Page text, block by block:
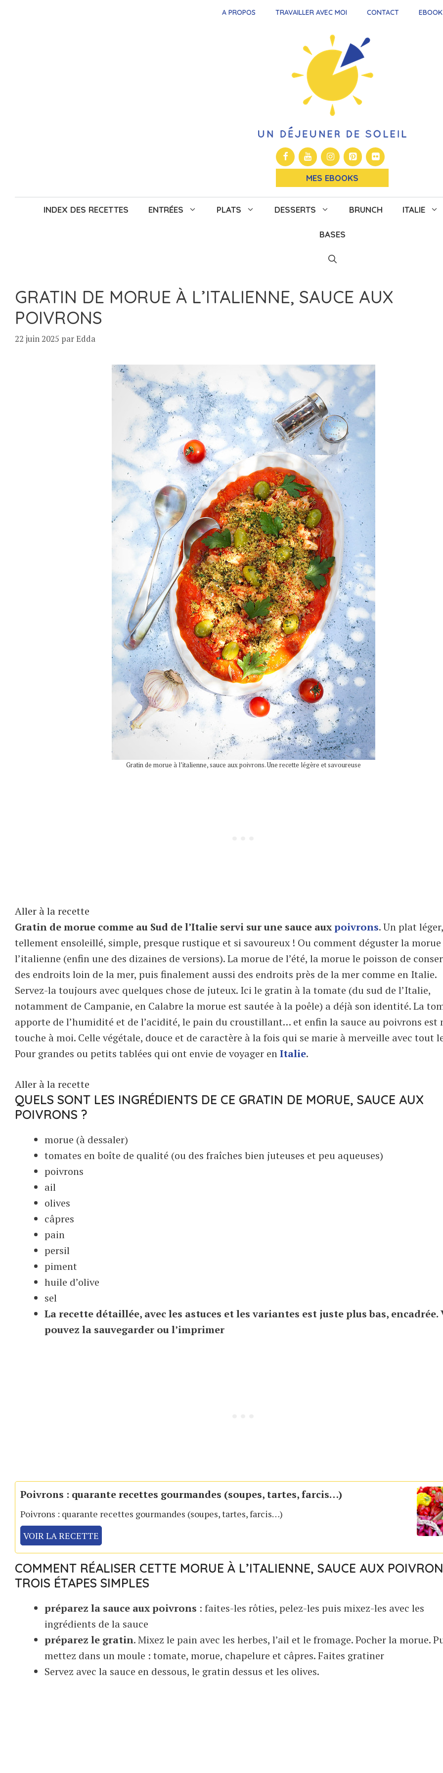
A PROPOS TRAVAILLER AVEC MOI CONTACT EBOOK
MES EBOOKS
INDEX DES RECETTES ENTRÉES PLATS DESSERTS BRUNCH ITALIE
BASES
GRATIN DE MORUE À L’ITALIENNE, SAUCE AUX
POIVRONS
22 juin 2025 parEdda
Gratin de morue à l’italienne, sauce aux poivrons. Une recette légère et savoureuse
Aller à la recette
Gratin de morue comme au Sud de l’Italie servi sur une sauce auxpoivrons. Un plat léger,
tellement ensoleillé, simple, presque rustique et si savoureux ! Ou comment déguster la morue
l’italienne (enfin une des dizaines de versions). La morue de l’été, la morue le poisson de
des endroits loin de la mer, puis finalement aussi des endroits près de la mer comme en Italie.
Servez-la toujours avec quelques chose de juteux. Ici le gratin à la tomate (du sud de l’Italie,
notamment de Campanie, en Calabre la morue est sautée à la poêle) a déjà son identité. La
apporte de l’humidité et de l’acidité, le pain du croustillant… et enfin la sauce au poivrons est
touche à moi. Celle végétale, douce et de caractère à la fois qui se marie à merveille avec tout
Pour grandes ou petits tablées qui ont envie de voyager enItalie.
Aller à la recette
QUELS SONT LES INGRÉDIENTS DE CE GRATIN DE MORUE, SAUCE AUX
POIVRONS ?
morue (à dessaler)
tomates en boîte de qualité (ou des fraîches bien juteuses et peu aqueuses)
poivrons
ail
olives
câpres
pain
persil
piment
huile d’olive
sel
La recette détaillée, avec les astuces et les variantes est juste plus bas, encadrée.
pouvez la sauvegarder ou l’imprimer
Poivrons : quarante recettes gourmandes (soupes, tartes, farcis…)
Poivrons : quarante recettes gourmandes (soupes, tartes, farcis…)
VOIR LA RECETTE
COMMENT RÉALISER CETTE MORUE À L’ITALIENNE, SAUCE AUX
TROIS ÉTAPES SIMPLES
préparez la sauce aux poivrons : faites-les rôties, pelez-les puis mixez-les avec les
ingrédients de la sauce
préparez le gratin. Mixez le pain avec les herbes, l’ail et le fromage. Pocher la morue.
mettez dans un moule : tomate, morue, chapelure et câpres. Faites gratiner
Servez avec la sauce en dessous, le gratin dessus et les olives.